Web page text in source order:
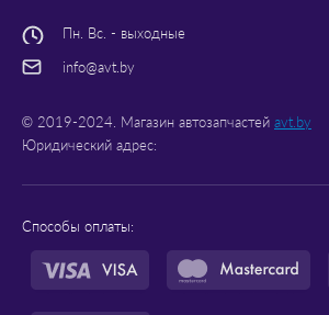
Пн. Вс. - выходные
info@avt.by
© 2019-2024. Магазин автозапчастей avt.by
Юридический адрес:
Способы оплаты: